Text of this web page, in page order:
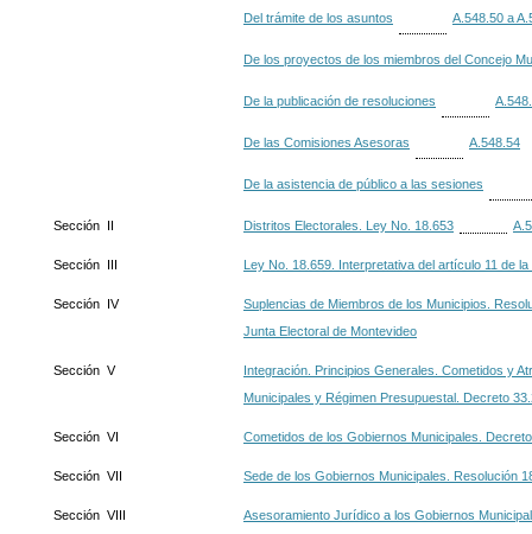
Del trámite de los asuntos A.548.50 a
De los proyectos de los miembros del Concejo
De la publicación de resoluciones
De las Comisiones Asesoras A.548.54
De la asistencia de público a las sesiones
Sección II Distritos Electorales. Ley No. 18.653
Sección III Ley No. 18.659. Interpretativa del artículo 11 de
Sección IV
Suplencias de Miembros de los Municipios.
Junta Electoral de Montevideo
Sección V
Integración. Principios Generales. Cometidos y
Municipales y Régimen Presupuestal. Decreto
Sección VI Cometidos de los Gobiernos Municipales.
Sección VII Sede de los Gobiernos Municipales. Resolución
Sección VIII
Asesoramiento Jurídico a los Gobiernos